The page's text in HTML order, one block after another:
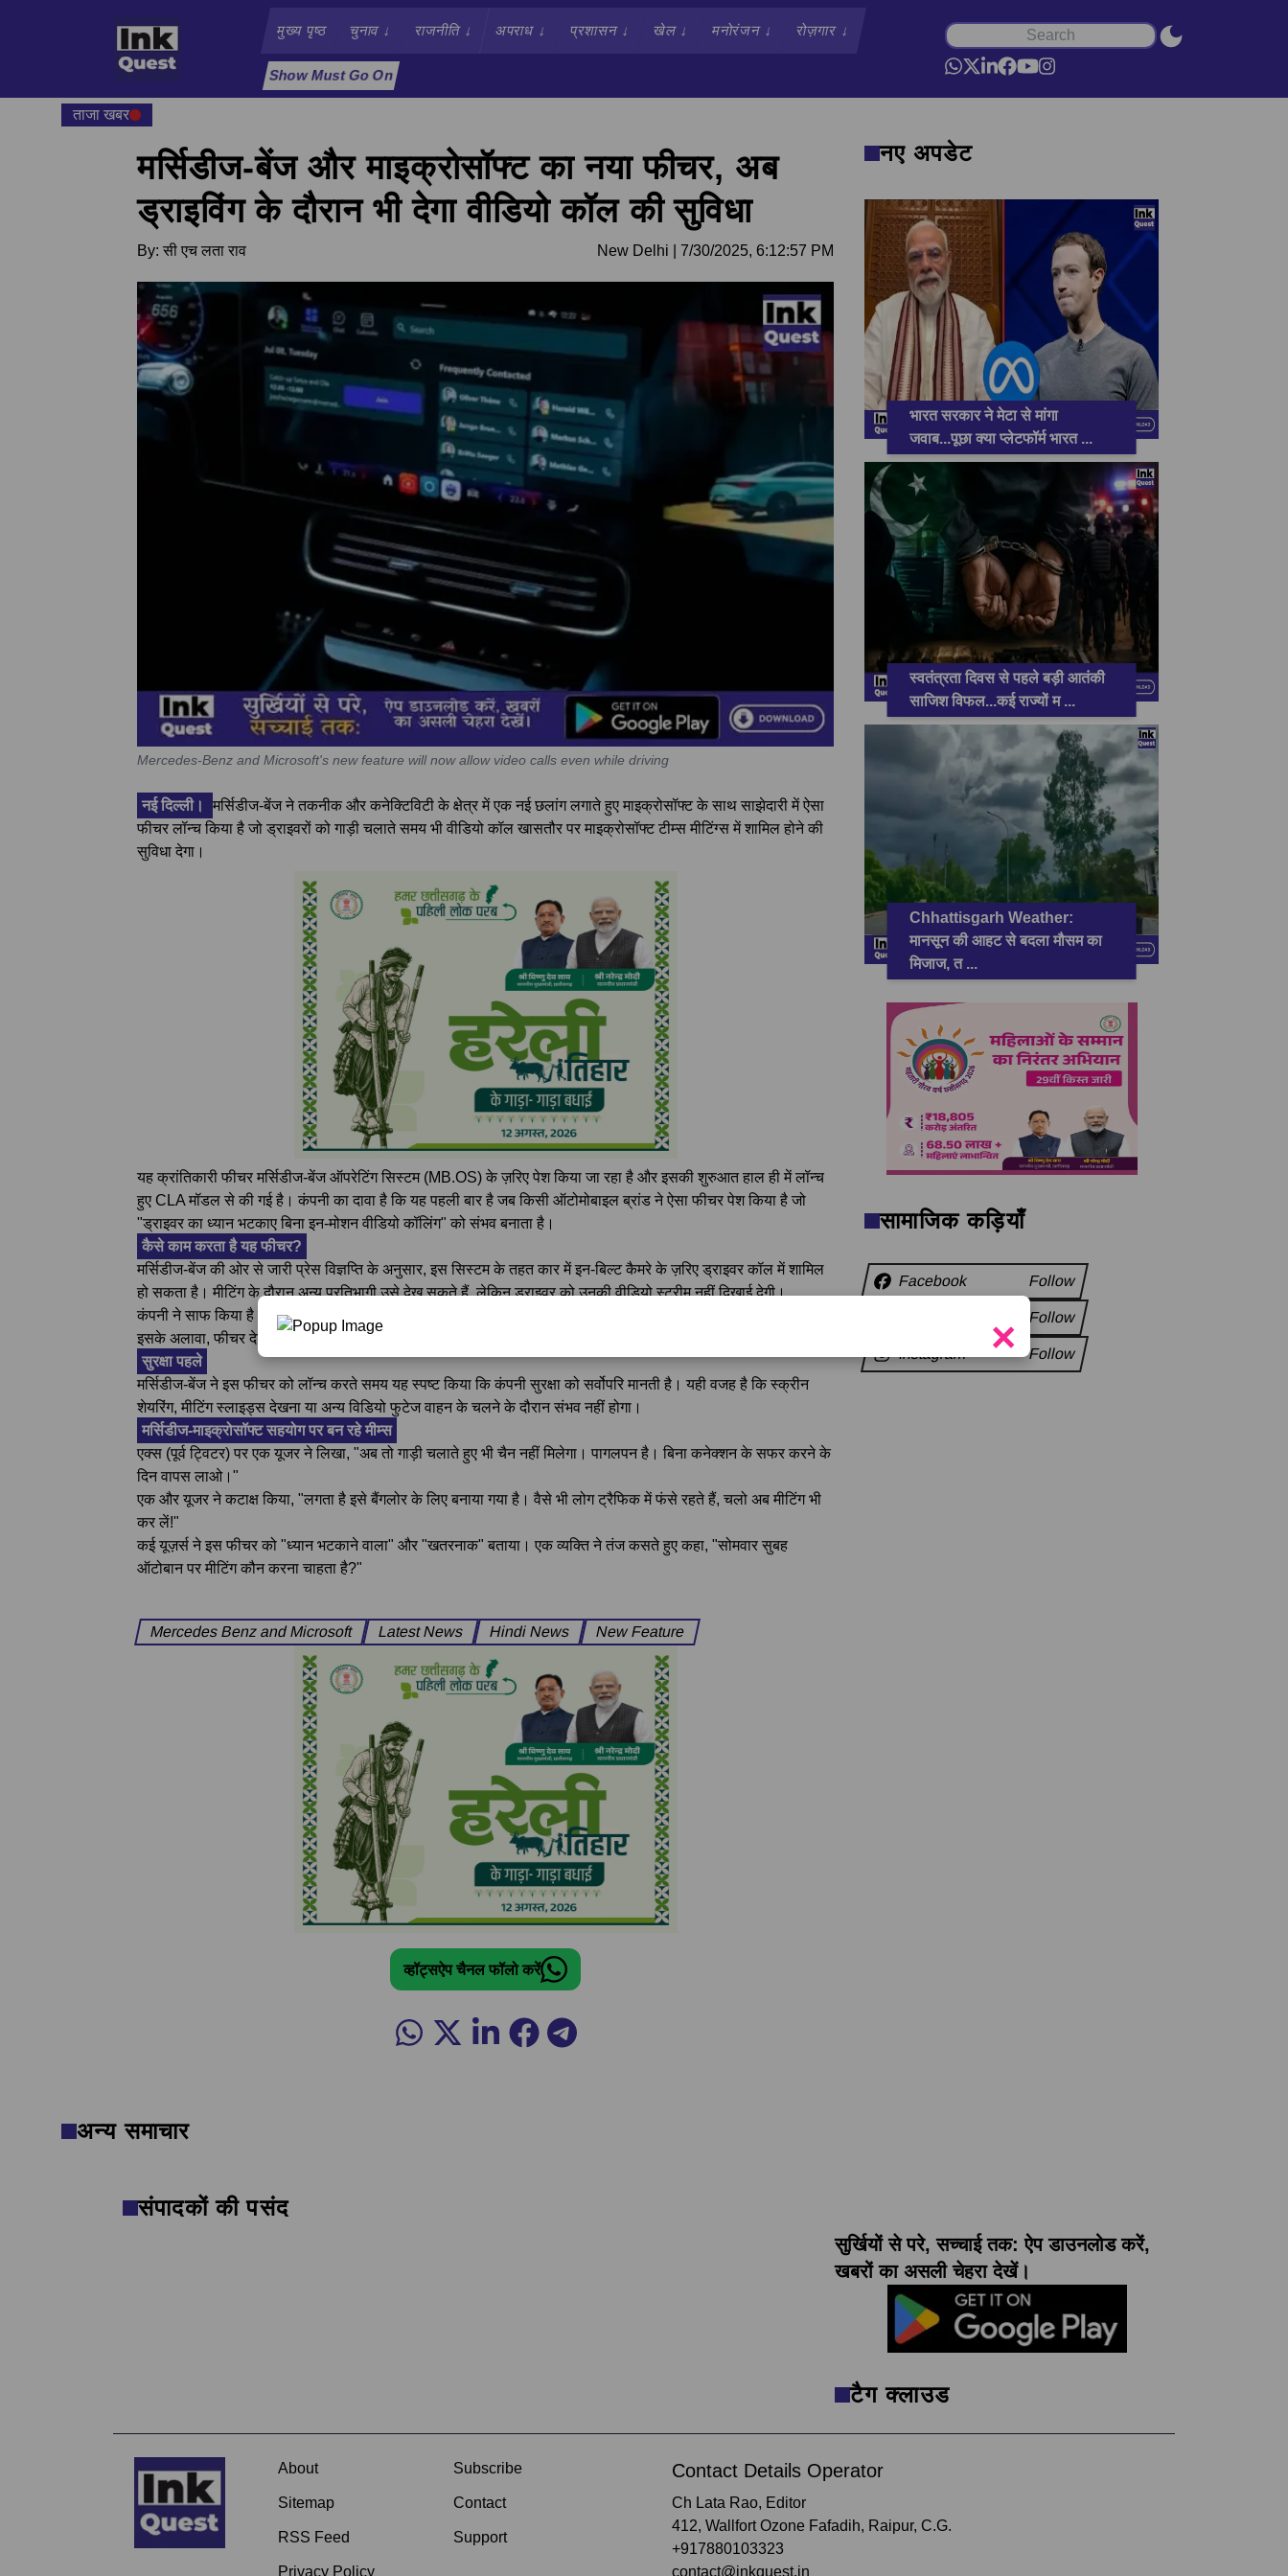
मुख्य पृष्ठ चुनाव↓ राजनीति↓ अपराध↓ प्रशासन↓ खेल↓ मनोरंजन↓ रोज़गार↓
Show Must Go On
ताजा खबर
×
मर्सिडीज-बेंज और माइक्रोसॉफ्ट का नया फीचर, अब
ड्राइविंग के दौरान भी देगा वीडियो कॉल की सुविधा
By: सी एच लता राव New Delhi 7/30/2025, 6:12:57 PM
Mercedes-Benz and Microsoft's new feature will now allow video calls even while driving
नई दिल्ली।
मर्सिडीज-बेंज ने तकनीक और कनेक्टिविटी के क्षेत्र में एक नई छलांग लगाते हुए माइक्रोसॉफ्ट के साथ साझेदारी में ऐसा
फीचर लॉन्च किया है जो ड्राइवरों को गाड़ी चलाते समय भी वीडियो कॉल खासतौर पर माइक्रोसॉफ्ट टीम्स मीटिंग्स में शामिल होने की
सुविधा देगा।
यह क्रांतिकारी फीचर मर्सिडीज-बेंज ऑपरेटिंग सिस्टम (MB.OS) के ज़रिए पेश किया जा रहा है और इसकी शुरुआत हाल ही में लॉन्च
हुए CLA मॉडल से की गई है। कंपनी का दावा है कि यह पहली बार है जब किसी ऑटोमोबाइल ब्रांड ने ऐसा फीचर पेश किया है जो
"ड्राइवर का ध्यान भटकाए बिना इन-मोशन वीडियो कॉलिंग" को संभव बनाता है।
कैसे काम करता है यह फीचर?
मर्सिडीज-बेंज की ओर से जारी प्रेस विज्ञप्ति के अनुसार, इस सिस्टम के तहत कार में इन-बिल्ट कैमरे के ज़रिए ड्राइवर कॉल में शामिल
हो सकता है। मीटिंग के दौरान अन्य प्रतिभागी उसे देख सकते हैं, लेकिन ड्राइवर को उनकी वीडियो स्ट्रीम नहीं दिखाई देगी।
कंपनी ने साफ किया है कि जैसे ही ड्राइवर का कैमरा ऑन होता है, सुरक्षा कारणों से मीटिंग वीडियो स्ट्रीम अपने आप बंद हो जाती है।
इसके अलावा, फीचर देश-दर-देश अलग-अलग नियमों और कानूनों के अनुसार सक्रिय किया जाएगा।
सुरक्षा पहले
मर्सिडीज-बेंज ने इस फीचर को लॉन्च करते समय यह स्पष्ट किया कि कंपनी सुरक्षा को सर्वोपरि मानती है। यही वजह है कि स्क्रीन
शेयरिंग, मीटिंग स्लाइड्स देखना या अन्य विडियो फुटेज वाहन के चलने के दौरान संभव नहीं होगा।
मर्सिडीज-माइक्रोसॉफ्ट सहयोग पर बन रहे मीम्स
एक्स (पूर्व ट्विटर) पर एक यूजर ने लिखा, "अब तो गाड़ी चलाते हुए भी चैन नहीं मिलेगा। पागलपन है। बिना कनेक्शन के सफर करने के
दिन वापस लाओ।"
एक और यूजर ने कटाक्ष किया, "लगता है इसे बैंगलोर के लिए बनाया गया है। वैसे भी लोग ट्रैफिक में फंसे रहते हैं, चलो अब मीटिंग भी
कर लें!"
कई यूज़र्स ने इस फीचर को "ध्यान भटकाने वाला" और "खतरनाक" बताया। एक व्यक्ति ने तंज कसते हुए कहा, "सोमवार सुबह
ऑटोबान पर मीटिंग कौन करना चाहता है?"
Mercedes Benz and Microsoft Latest News Hindi News New Feature
व्हॉट्सऐप चैनल फॉलो करें
नए अपडेट
भारत सरकार ने मेटा से मांगा
जवाब...पूछा क्या प्लेटफॉर्म भारत...
स्वतंत्रता दिवस से पहले बड़ी आतंकी
साजिश विफल...कई राज्यों म...
Chhattisgarh Weather:
मानसून की आहट से बदला मौसम का
मिजाज, त...
सामाजिक कड़ियाँ
Facebook Follow
Follow
Instagram Follow
अन्य समाचार
संपादकों की पसंद
सुर्खियों से परे, सच्चाई तक: ऐप डाउनलोड करें,
खबरों का असली चेहरा देखें।
टैग क्लाउड
About
Sitemap
RSS Feed
Privacy Policy
Subscribe
Contact
Support
Contact Details Operator
Ch Lata Rao, Editor
412, Wallfort Ozone Fafadih, Raipur, C.G.
+917880103323
contact@inkquest.in